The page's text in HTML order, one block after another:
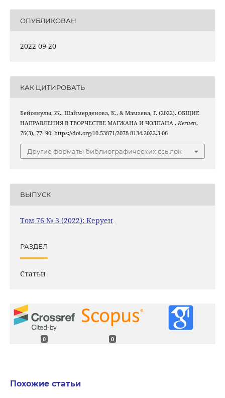
ОПУБЛИКОВАН
2022-09-20
КАК ЦИТИРОВАТЬ
Бейсенулы, Ж., Шаймерденова, К., & Мамаева, Г. (2022). ОБЩИЕ
НАПРАВЛЕНИЯ В ТВОРЧЕСТВЕ МАГЖАНА И ЧОЛПАНА . Keruen,
76(3), 77–90. https://doi.org/10.53871/2078-8134.2022.3-06
Другие форматы библиографических ссылок
ВЫПУСК
Том 76 № 3 (2022): Керуен
РАЗДЕЛ
Статьи
0 0
Похожие статьи